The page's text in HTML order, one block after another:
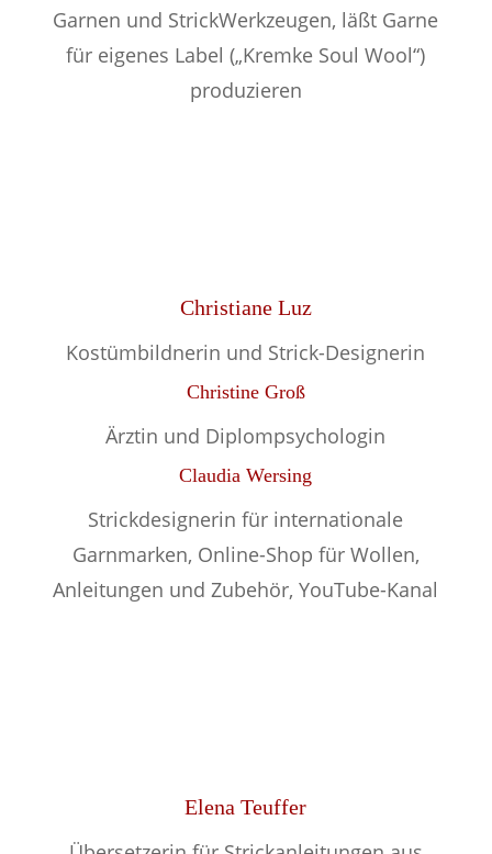
Garnen und StrickWerkzeugen, läßt Garne
für eigenes Label („Kremke Soul Wool“)
produzieren
Christiane Luz
Kostümbildnerin und Strick-Designerin
Christine Groß
Ärztin und Diplompsychologin
Claudia Wersing
Strickdesignerin für internationale
Garnmarken, Online-Shop für Wollen,
Anleitungen und Zubehör, YouTube-Kanal
Elena Teuffer